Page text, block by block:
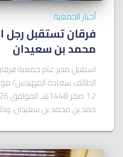
أخبار الجمعية
فرقان تستقبل رجل
ﻣﺤﻤﺪ ﺑﻦ ﺳﻌﻴﺪان
استقبل مدير عام جمعية
الطائف سعادة المهندس/
حمد بن محمد بن سعيدان،